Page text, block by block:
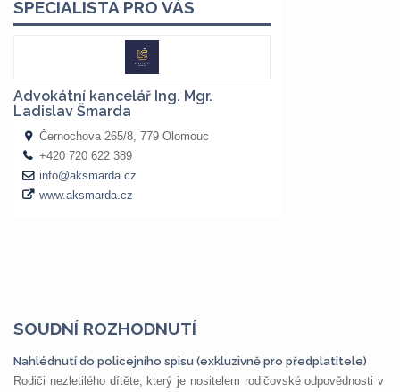
SOUDNÍ ROZHODNUTÍ
Nahlédnutí do policejního spisu (exkluzivně pro předplatitele)
Rodiči nezletilého dítěte, který je nositelem rodičovské odpovědnosti v